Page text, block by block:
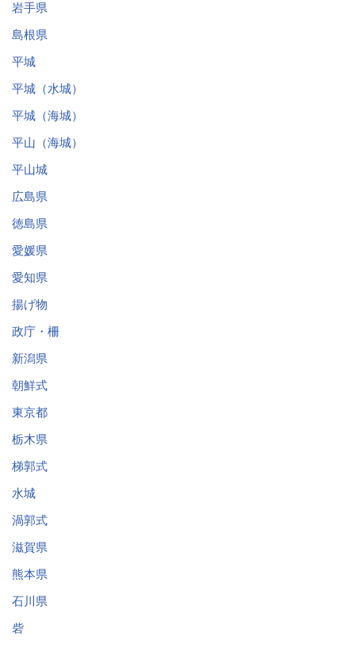
岩手県
島根県
平城
平城（水城）
平城（海城）
平山（海城）
平山城
広島県
徳島県
愛媛県
愛知県
揚げ物
政庁・柵
新潟県
朝鮮式
東京都
栃木県
梯郭式
水城
渦郭式
滋賀県
熊本県
石川県
砦